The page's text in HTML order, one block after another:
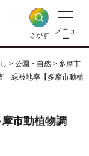
さがす
メニュ
ー
> 公園・自然 > 多摩市
緑被地率【多摩市動植
市動植物調